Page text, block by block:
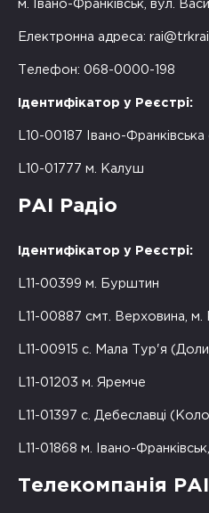
м. Івано-Франківськ, вул.
Електронна адреса:
Телефон: 068-0000-198
Ідентифікатор у Реєстрі:
L10-00187 Івано-
L10-01777 м. Калуш
РАІ Радіо
Ідентифікатор у Реєстрі:
L11-00399 м. Бурштин
L11-00887 смт. Верховина, м.
L11-00915 с. Мала Тур'я
L11-01203 м. Яремче
L11-01397 с. Дебеславці
L11-01868 м. Івано-
Телекомпанія РАІ